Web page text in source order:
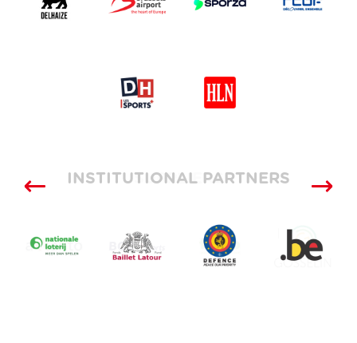
SUPPLIERS
INSTITUTIONAL PARTNERS